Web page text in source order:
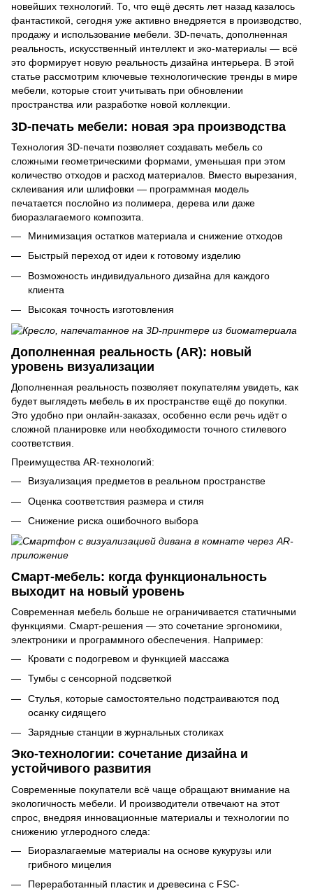
новейших технологий. То, что ещё десять лет назад казалось
фантастикой, сегодня уже активно внедряется в производство,
продажу и использование мебели. 3D-печать, дополненная
реальность, искусственный интеллект и эко-материалы — всё
это формирует новую реальность дизайна интерьера. В этой
статье рассмотрим ключевые технологические тренды в мире
мебели, которые стоит учитывать при обновлении
пространства или разработке новой коллекции.
3D-печать мебели: новая эра производства
Технология 3D-печати позволяет создавать мебель со
сложными геометрическими формами, уменьшая при этом
количество отходов и расход материалов. Вместо вырезания,
склеивания или шлифовки — программная модель
печатается послойно из полимера, дерева или даже
биоразлагаемого композита.
Минимизация остатков материала и снижение отходов
Быстрый переход от идеи к готовому изделию
Возможность индивидуального дизайна для каждого
клиента
Высокая точность изготовления
Дополненная реальность (AR): новый
уровень визуализации
Дополненная реальность позволяет покупателям увидеть, как
будет выглядеть мебель в их пространстве ещё до покупки.
Это удобно при онлайн-заказах, особенно если речь идёт о
сложной планировке или необходимости точного стилевого
соответствия.
Преимущества AR-технологий:
Визуализация предметов в реальном пространстве
Оценка соответствия размера и стиля
Снижение риска ошибочного выбора
Смарт-мебель: когда функциональность
выходит на новый уровень
Современная мебель больше не ограничивается статичными
функциями. Смарт-решения — это сочетание эргономики,
электроники и программного обеспечения. Например:
Кровати с подогревом и функцией массажа
Тумбы с сенсорной подсветкой
Стулья, которые самостоятельно подстраиваются под
осанку сидящего
Зарядные станции в журнальных столиках
Эко-технологии: сочетание дизайна и
устойчивого развития
Современные покупатели всё чаще обращают внимание на
экологичность мебели. И производители отвечают на этот
спрос, внедряя инновационные материалы и технологии по
снижению углеродного следа:
Биоразлагаемые материалы на основе кукурузы или
грибного мицелия
Переработанный пластик и древесина с FSC-